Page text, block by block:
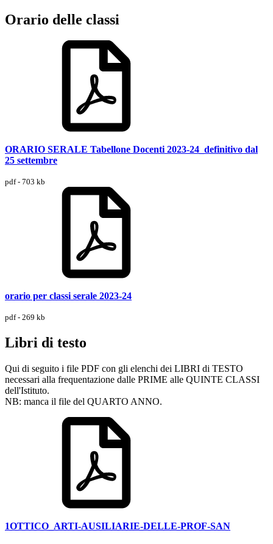
Orario delle classi
ORARIO SERALE Tabellone Docenti 2023-24_definitivo dal
25 settembre
pdf - 703 kb
orario per classi serale 2023-24
pdf - 269 kb
Libri di testo
Qui di seguito i file PDF con gli elenchi dei LIBRI di TESTO
necessari alla frequentazione dalle PRIME alle QUINTE CLASSI
dell'Istituto.
NB: manca il file del QUARTO ANNO.
1OTTICO_ARTI-AUSILIARIE-DELLE-PROF-SAN